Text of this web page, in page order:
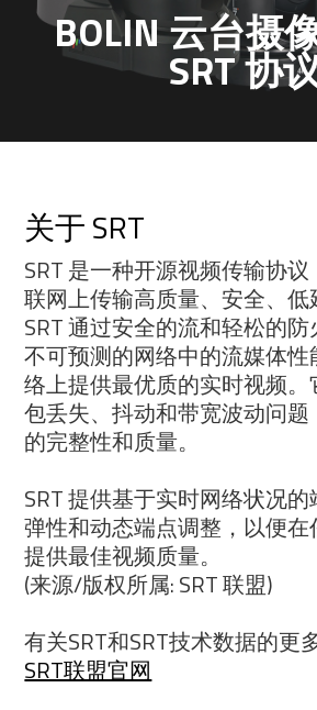
BOLIN 云台摄
SRT 协
关于 SRT
SRT 是一种开源视频传输协
联网上传输高质量、安全、低
SRT 通过安全的流和轻松的
不可预测的网络中的流媒体
络上提供最优质的实时视频
包丢失、抖动和带宽波动问
的完整性和质量。
SRT 提供基于实时网络状况的
弹性和动态端点调整，以便
提供最佳视频质量。
(来源/版权所属: SRT 联盟)
有关SRT和SRT技术数据的更
SRT联盟官网